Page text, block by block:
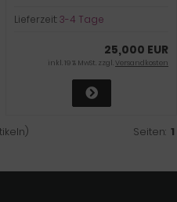
Lieferzeit:3-4 Tage
25,000 EUR
inkl. 19 % MwSt. zzgl.Versandkosten
Seiten: 1